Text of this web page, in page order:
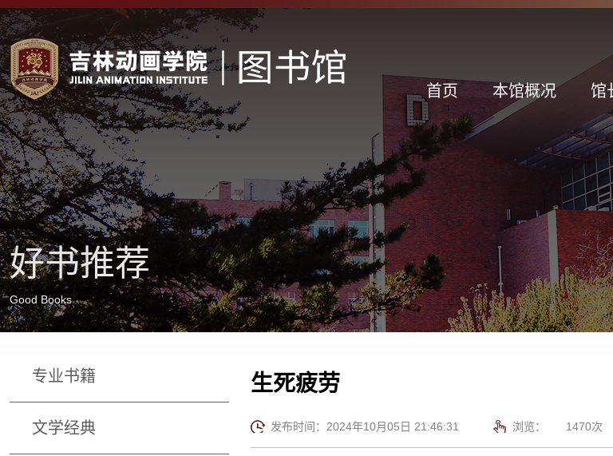
首页 本馆概况 馆
好书推荐
Good Books
专业书籍
文学经典
生死疲劳
发布时间：2024年10月05日 21:46:31 浏览： 1470次